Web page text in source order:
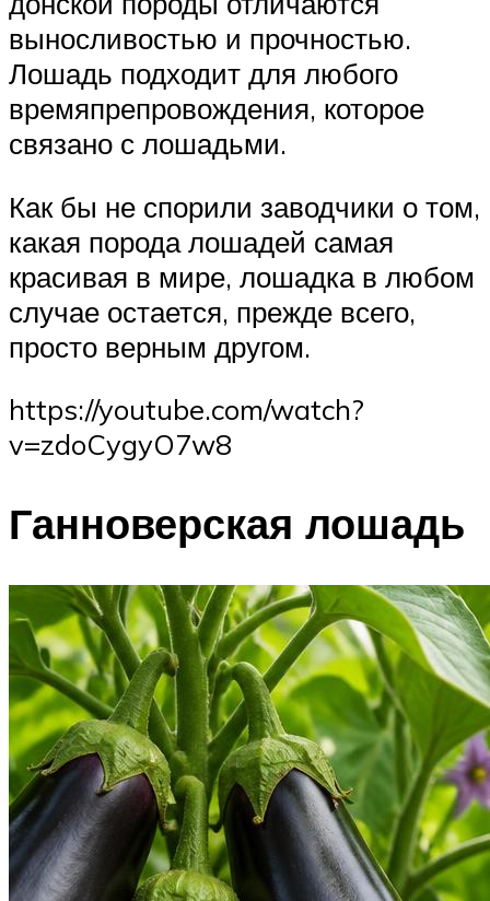
выносливостью и прочностью.
Лошадь подходит для любого
времяпрепровождения, которое
связано с лошадьми.
Как бы не спорили заводчики о том,
какая порода лошадей самая
красивая в мире, лошадка в любом
случае остается, прежде всего,
просто верным другом.
https://youtube.com/watch?
v=zdoCygyO7w8
Ганноверская лошадь